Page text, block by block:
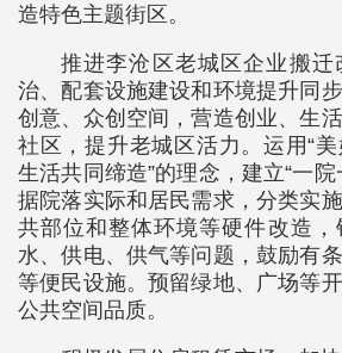
造特色主题街区。
推进李沧区老城区企业搬
治、配套设施建设和环境提升同
创意、众创空间，营造创业、生
社区，提升老城区活力。运用“
生活共同缔造”的理念，建立“一
据院落实际和居民需求，分类实
共部位和整体环境等硬件改造
水、供电、供气等问题，鼓励有
等便民设施。预留绿地、广场等
公共空间品质。